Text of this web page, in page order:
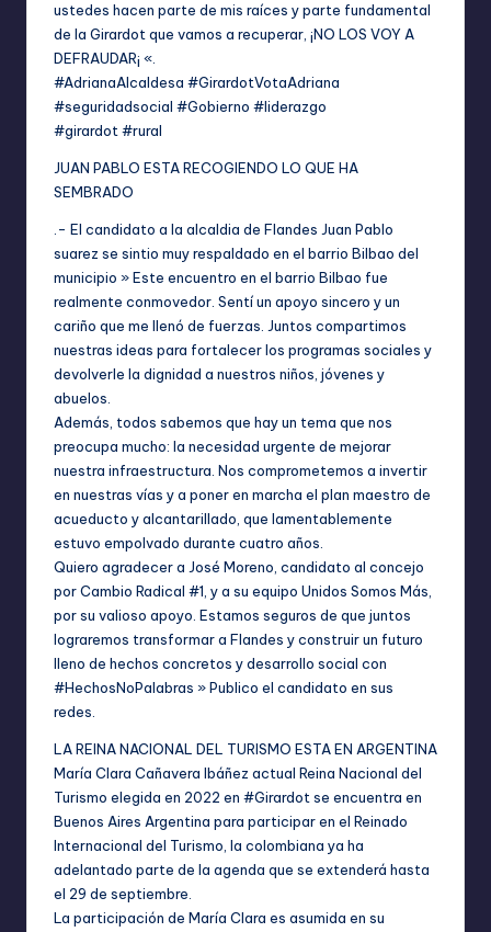
ustedes hacen parte de mis raíces y parte fundamental
de la Girardot que vamos a recuperar, ¡NO LOS VOY A
DEFRAUDAR¡ «.
#AdrianaAlcaldesa #GirardotVotaAdriana
#seguridadsocial #Gobierno #liderazgo
#girardot #rural
JUAN PABLO ESTA RECOGIENDO LO QUE HA
SEMBRADO
.- El candidato a la alcaldia de Flandes Juan Pablo
suarez se sintio muy respaldado en el barrio Bilbao del
municipio » Este encuentro en el barrio Bilbao fue
realmente conmovedor. Sentí un apoyo sincero y un
cariño que me llenó de fuerzas. Juntos compartimos
nuestras ideas para fortalecer los programas sociales y
devolverle la dignidad a nuestros niños, jóvenes y
abuelos.
Además, todos sabemos que hay un tema que nos
preocupa mucho: la necesidad urgente de mejorar
nuestra infraestructura. Nos comprometemos a invertir
en nuestras vías y a poner en marcha el plan maestro de
acueducto y alcantarillado, que lamentablemente
estuvo empolvado durante cuatro años.
Quiero agradecer a José Moreno, candidato al concejo
por Cambio Radical #1, y a su equipo Unidos Somos Más,
por su valioso apoyo. Estamos seguros de que juntos
lograremos transformar a Flandes y construir un futuro
lleno de hechos concretos y desarrollo social con
#HechosNoPalabras » Publico el candidato en sus
redes.
LA REINA NACIONAL DEL TURISMO ESTA EN ARGENTINA
María Clara Cañavera Ibáñez actual Reina Nacional del
Turismo elegida en 2022 en #Girardot se encuentra en
Buenos Aires Argentina para participar en el Reinado
Internacional del Turismo, la colombiana ya ha
adelantado parte de la agenda que se extenderá hasta
el 29 de septiembre.
La participación de María Clara es asumida en su